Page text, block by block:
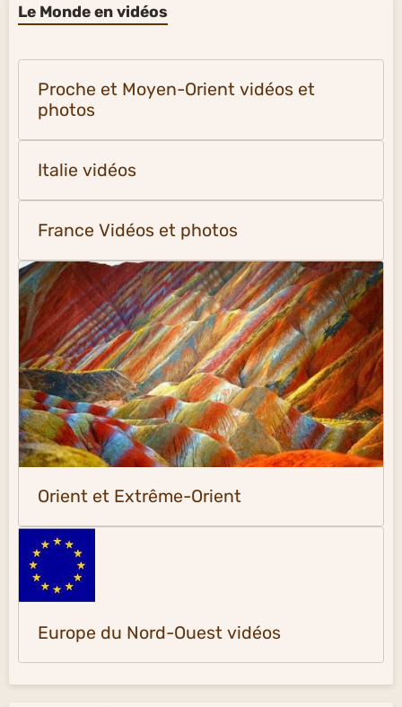
Le Monde en vidéos
Proche et Moyen-Orient vidéos et
photos
Italie vidéos
France Vidéos et photos
Orient et Extrême-Orient
Europe du Nord-Ouest vidéos